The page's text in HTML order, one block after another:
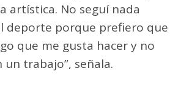
artística. No seguí nada
deporte porque prefiero que
que me gusta hacer y no
un trabajo”, señala.